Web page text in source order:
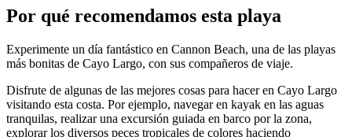
Por qué recomendamos esta playa
Experimente un día fantástico en Cannon Beach, una de las playas
más bonitas de Cayo Largo, con sus compañeros de viaje.
Disfrute de algunas de las mejores cosas para hacer en Cayo Largo
visitando esta costa. Por ejemplo, navegar en kayak en las aguas
tranquilas, realizar una excursión guiada en barco por la zona,
explorar los diversos peces tropicales de colores haciendo